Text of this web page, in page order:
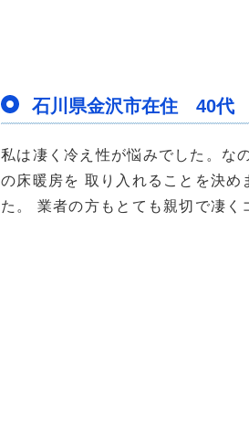
石川県金沢市在住 40代
私は凄く冷え性が悩みでした。な
の床暖房を 取り入れることを決め
た。 業者の方もとても親切で凄